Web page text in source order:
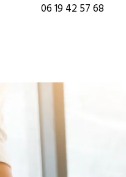
06 19 42 57 68